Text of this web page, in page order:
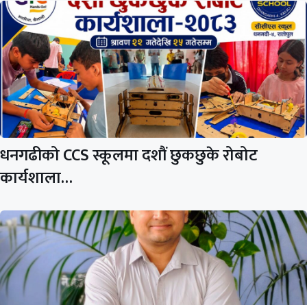
धनगढीको CCS स्कूलमा दशौं छुकछुके रोबोट
कार्यशाला…